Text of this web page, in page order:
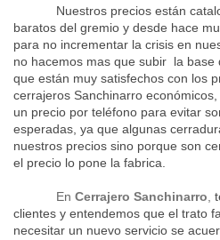
Nuestros precios están
baratos del gremio y desde hace
para no incrementar la crisis en
no hacemos mas que subir la base
que están muy satisfechos con los
cerrajeros Sanchinarro
un precio por teléfono para evitar
esperadas, ya que algunas
nuestros precios sino porque son
el precio lo pone la fabrica.
En Cerrajero Sanchinarro,
clientes y entendemos que el trato
necesitar un nuevo servicio se